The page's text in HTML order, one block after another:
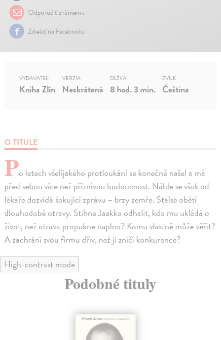
Odporučiť známemu
Zdielať na Facebooku
O TITULE
Po letech všelijakého protloukání se konečně našel a má
před sebou více než příznivou budoucnost. Náhle se však od
lékaře dozvídá šokující zprávu – brzy zemře. Stalse obětí
dlouhodobé otravy. Stihne Jaakko odhalit, kdo mu ukládá o
život, než otrava propukne naplno? Komu vlastně může věřit?
A zachrání svou firmu dřív, než ji zničí konkurence?
VYDAVATEĽ
Kniha Zlín
VERZIA
Neskrátená
DĹŽKA
8 hod. 3 min.
ZVUK
Čeština
High-contrast mode
Podobné tituly